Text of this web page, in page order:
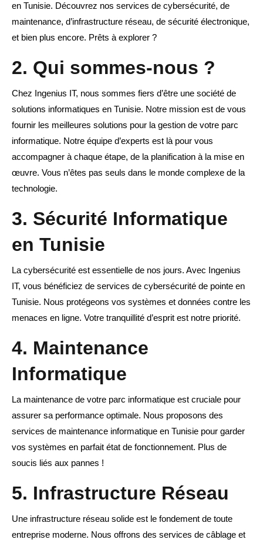
en Tunisie. Découvrez nos services de cybersécurité, de
maintenance, d’infrastructure réseau, de sécurité électronique,
et bien plus encore. Prêts à explorer ?
2. Qui sommes-nous ?
Chez Ingenius IT, nous sommes fiers d’être une société de
solutions informatiques en Tunisie. Notre mission est de vous
fournir les meilleures solutions pour la gestion de votre parc
informatique. Notre équipe d’experts est là pour vous
accompagner à chaque étape, de la planification à la mise en
œuvre. Vous n’êtes pas seuls dans le monde complexe de la
technologie.
3. Sécurité Informatique
en Tunisie
La cybersécurité est essentielle de nos jours. Avec Ingenius
IT, vous bénéficiez de services de cybersécurité de pointe en
Tunisie. Nous protégeons vos systèmes et données contre les
menaces en ligne. Votre tranquillité d’esprit est notre priorité.
4. Maintenance
Informatique
La maintenance de votre parc informatique est cruciale pour
assurer sa performance optimale. Nous proposons des
services de maintenance informatique en Tunisie pour garder
vos systèmes en parfait état de fonctionnement. Plus de
soucis liés aux pannes !
5. Infrastructure Réseau
Une infrastructure réseau solide est le fondement de toute
entreprise moderne. Nous offrons des services de câblage et